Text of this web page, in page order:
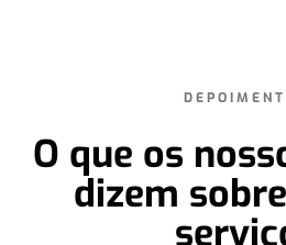
O que os
dizem